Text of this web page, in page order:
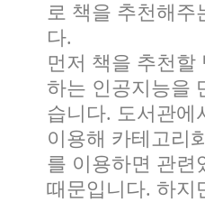
로 책을 추천해주
다.
먼저 책을 추천할
하는 인공지능을
습니다. 도서관에
이용해 카테고리
를 이용하면 관련
때문입니다. 하지